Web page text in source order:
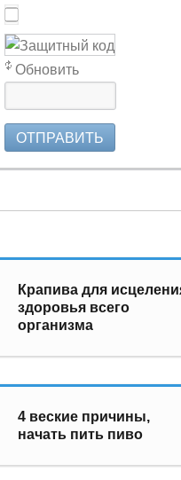
Обновить
ОТПРАВИТЬ
Крапива для
здоровья всего
организма
4 веские причины,
начать пить пиво